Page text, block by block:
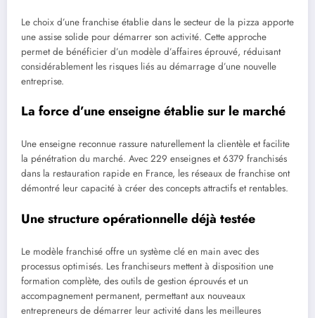
Le choix d’une franchise établie dans le secteur de la pizza apporte
une assise solide pour démarrer son activité. Cette approche
permet de bénéficier d’un modèle d’affaires éprouvé, réduisant
considérablement les risques liés au démarrage d’une nouvelle
entreprise.
La force d’une enseigne établie sur le marché
Une enseigne reconnue rassure naturellement la clientèle et facilite
la pénétration du marché. Avec 229 enseignes et 6379 franchisés
dans la restauration rapide en France, les réseaux de franchise ont
démontré leur capacité à créer des concepts attractifs et rentables.
Une structure opérationnelle déjà testée
Le modèle franchisé offre un système clé en main avec des
processus optimisés. Les franchiseurs mettent à disposition une
formation complète, des outils de gestion éprouvés et un
accompagnement permanent, permettant aux nouveaux
entrepreneurs de démarrer leur activité dans les meilleures